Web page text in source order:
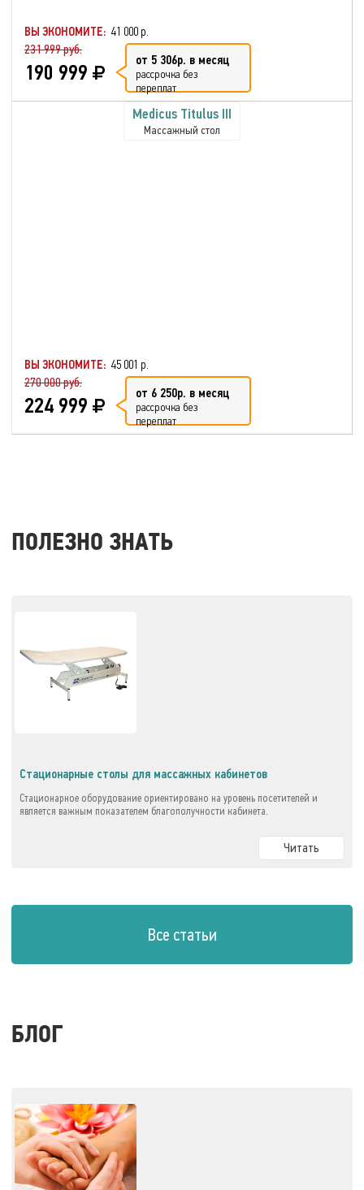
ВЫ ЭКОНОМИТЕ: 41 000 р.
231 999 руб.
190 999 от 5 306р. в месяц
рассрочка без
переплат
Medicus Titulus III
Массажный стол
ВЫ ЭКОНОМИТЕ: 45 001 р.
270 000 руб.
224 999 от 6 250р. в месяц
рассрочка без
переплат
ПОЛЕЗНО ЗНАТЬ
Стационарные столы для массажных кабинетов
Стационарное оборудование ориентировано на уровень посетителей и
является важным показателем благополучности кабинета.
Читать
Все статьи
БЛОГ